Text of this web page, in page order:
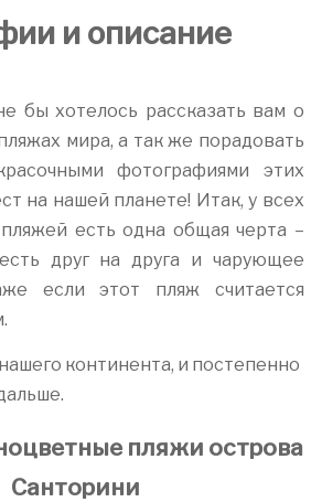
и описание
бы хотелось рассказать вам о
мира, а так же порадовать
фотографиями этих
на нашей планете! Итак, у всех
есть одна общая черта –
друг на друга и чарующее
если этот пляж считается
континента, и постепенно
пляжи острова
Санторини